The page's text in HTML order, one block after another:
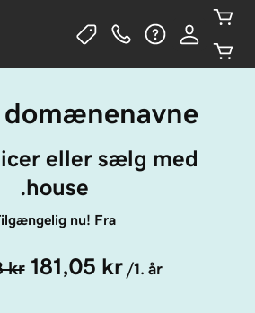
domænenavne
eller sælg med
.house
nu! Fra
kr 181,05 kr /1. år